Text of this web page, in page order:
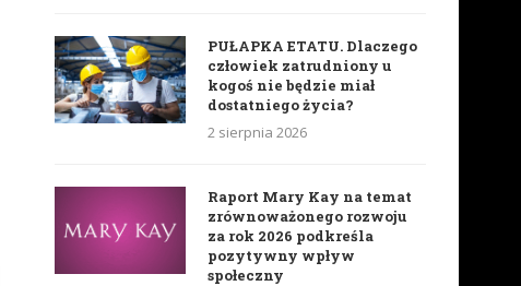
PUŁAPKA ETATU. Dlaczego
człowiek zatrudniony u
kogoś nie będzie miał
dostatniego życia?
2 sierpnia 2026
Raport Mary Kay na temat
zrównoważonego rozwoju
za rok 2026 podkreśla
pozytywny wpływ
społeczny